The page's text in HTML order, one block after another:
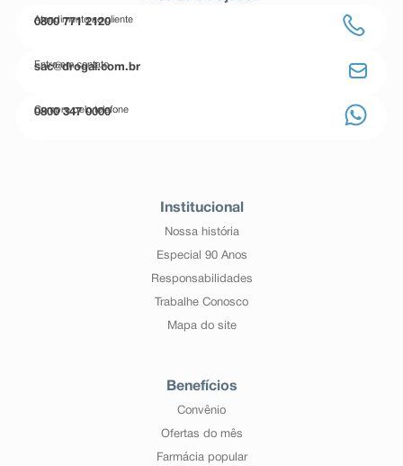
Atendimento ao cliente
0800 771 2120
Entre em contato
sac@drogal.com.br
Compre pelo telefone
0800 347 0000
Institucional
Nossa história
Especial 90 Anos
Responsabilidades
Trabalhe Conosco
Mapa do site
Benefícios
Convênio
Ofertas do mês
Farmácia popular